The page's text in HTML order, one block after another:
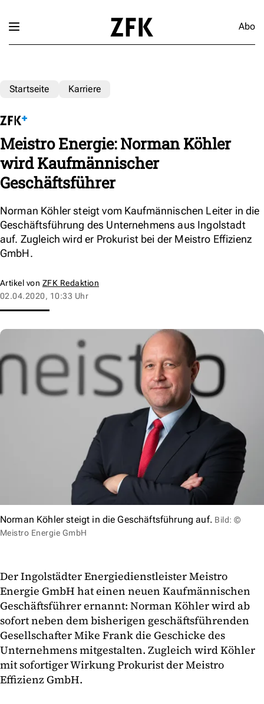
Abo
Startseite Karriere
Meistro Energie: Norman Köhler
wird Kaufmännischer
Geschäftsführer
Norman Köhler steigt vom Kaufmännischen Leiter in die
Geschäftsführung des Unternehmens aus Ingolstadt
auf. Zugleich wird er Prokurist bei der Meistro Effizienz
GmbH.
Artikel von ZFK Redaktion
02.04.2020, 10:33 Uhr
Norman Köhler steigt in die Geschäftsführung auf. Bild: ©
Meistro Energie GmbH
Der Ingolstädter Energiedienstleister Meistro
Energie GmbH hat einen neuen Kaufmännischen
Geschäftsführer ernannt: Norman Köhler wird ab
sofort neben dem bisherigen geschäftsführenden
Gesellschafter Mike Frank die Geschicke des
Unternehmens mitgestalten. Zugleich wird Köhler
mit sofortiger Wirkung Prokurist der Meistro
Effizienz GmbH.